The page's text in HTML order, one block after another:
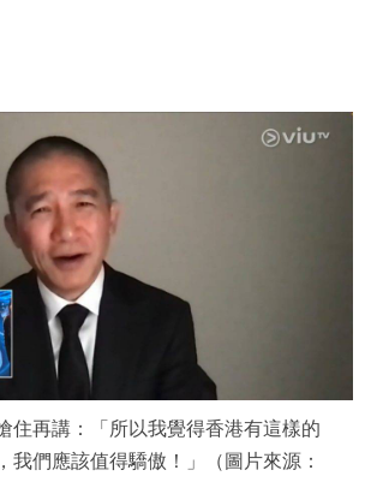
住再講：「所以我覺得香港有這樣的
我們應該值得驕傲！」（圖片來源：